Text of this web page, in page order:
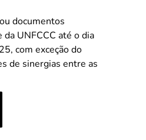
documentos
UNFCCC até o dia
com exceção do
de sinergias entre as